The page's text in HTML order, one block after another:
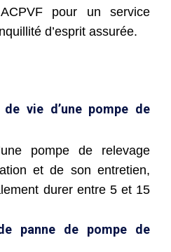
pour un service
d’esprit assurée.
vie d’une pompe de
pompe de relevage
et de son entretien,
durer entre 5 et 15
panne de pompe de